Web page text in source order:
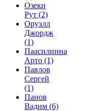
Озеки
Рут (2)
Оруэлл
Джордж
(1)
Паасилинна
Арто (1)
Павлов
Сергей
(1)
Панов
Вадим (6)